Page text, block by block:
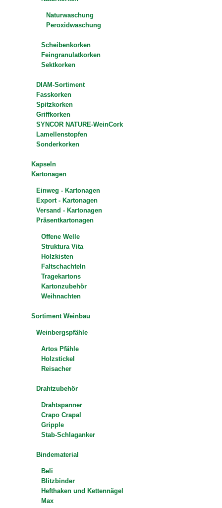
Naturwaschung
Peroxidwaschung
Scheibenkorken
Feingranulatkorken
Sektkorken
DIAM-Sortiment
Fasskorken
Spitzkorken
Griffkorken
SYNCOR NATURE-WeinCork
Lamellenstopfen
Sonderkorken
Kapseln
Kartonagen
Einweg - Kartonagen
Export - Kartonagen
Versand - Kartonagen
Präsentkartonagen
Offene Welle
Struktura Vita
Holzkisten
Faltschachteln
Tragekartons
Kartonzubehör
Weihnachten
Sortiment Weinbau
Weinbergspfähle
Artos Pfähle
Holzstickel
Reisacher
Drahtzubehör
Drahtspanner
Crapo Crapal
Gripple
Stab-Schlaganker
Bindematerial
Beli
Blitzbinder
Hefthaken und Kettennägel
Max